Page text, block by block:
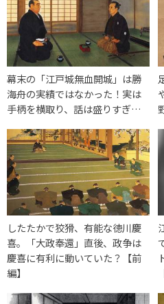
幕末の「江戸城無血開城」は勝
海舟の実績ではなかった！実は
手柄を横取り、話は盛りすぎ…
したたかで狡猾、有能な徳川慶
喜。「大政奉還」直後、政争は
慶喜に有利に動いていた？【前
編】